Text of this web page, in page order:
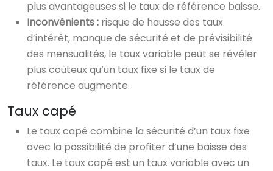
plus avantageuses si le taux de référence baisse.
Inconvénients : risque de hausse des taux
d’intérêt, manque de sécurité et de prévisibilité
des mensualités, le taux variable peut se révéler
plus coûteux qu’un taux fixe si le taux de
référence augmente.
Taux capé
Le taux capé combine la sécurité d’un taux fixe
avec la possibilité de profiter d’une baisse des
taux. Le taux capé est un taux variable avec un